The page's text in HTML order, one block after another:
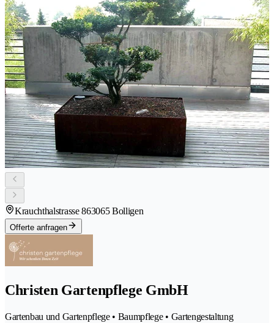
Krauchthalstrasse 863065 Bolligen
Offerte anfragen
Christen Gartenpflege GmbH
Gartenbau und Gartenpflege • Baumpflege • Gartengestaltung